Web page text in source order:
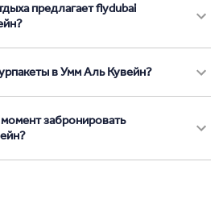
предлагает flydubai
в Умм Аль Кувейн?
забронировать